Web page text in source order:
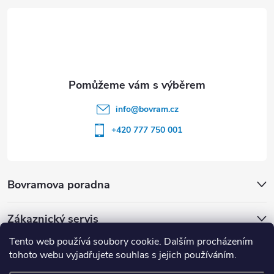
Tento web používá soubory cookie. Dalším procházením
tohoto webu vyjadřujete souhlas s jejich používáním.
Bovramova poradna
Zákaznický servis
info@bovram.cz
+420 777 750 001